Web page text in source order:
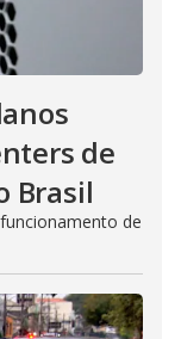
de
Brasil
de